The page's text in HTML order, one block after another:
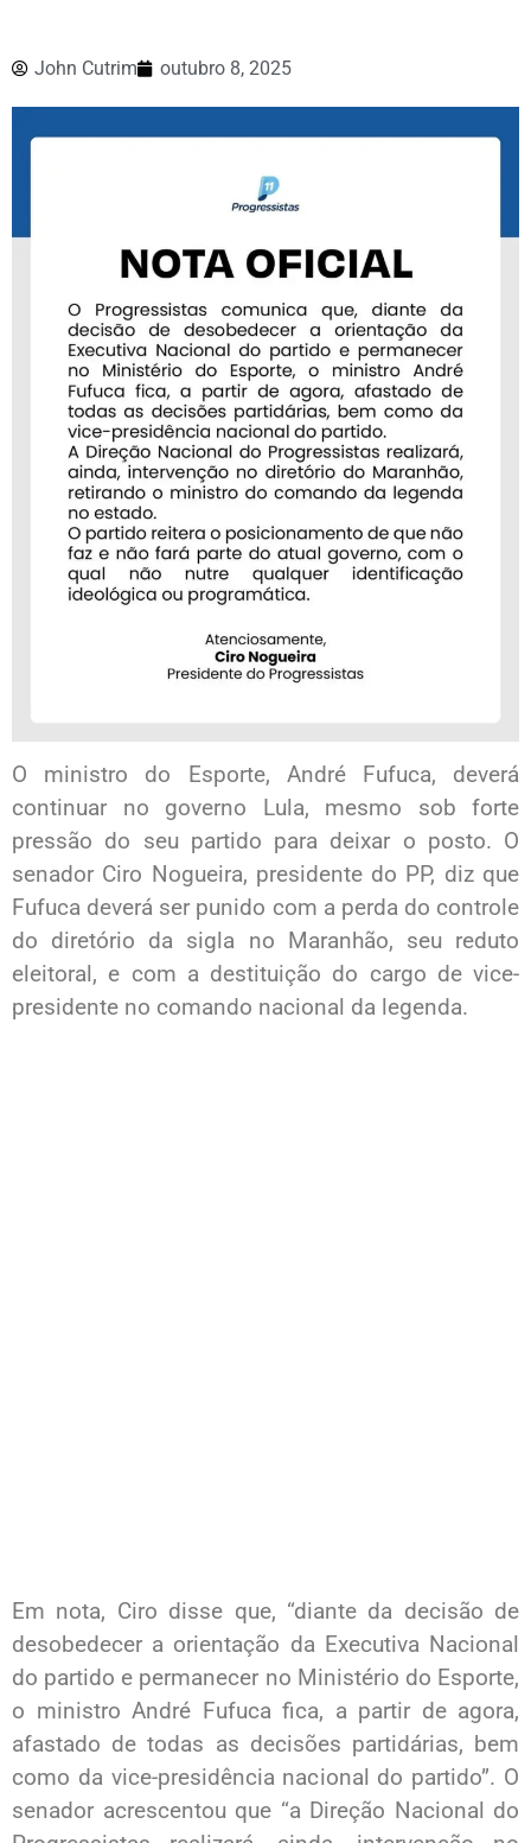
John Cutrim outubro 8, 2025
O ministro do Esporte, André Fufuca, deverá
continuar no governo Lula, mesmo sob forte
pressão do seu partido para deixar o posto. O
senador Ciro Nogueira, presidente do PP, diz que
Fufuca deverá ser punido com a perda do controle
do diretório da sigla no Maranhão, seu reduto
eleitoral, e com a destituição do cargo de vice-
presidente no comando nacional da legenda.
Em nota, Ciro disse que, “diante da decisão de
desobedecer a orientação da Executiva Nacional
do partido e permanecer no Ministério do Esporte,
o ministro André Fufuca fica, a partir de agora,
afastado de todas as decisões partidárias, bem
como da vice-presidência nacional do partido”. O
senador acrescentou que “a Direção Nacional do